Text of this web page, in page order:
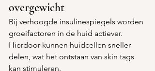
overgewicht
Bij verhoogde insulinespiegels worden
groeifactoren in de huid actiever.
Hierdoor kunnen huidcellen sneller
delen, wat het ontstaan van skin tags
kan stimuleren.